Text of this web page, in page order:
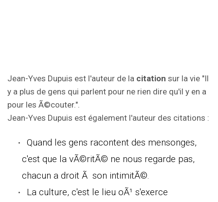
Jean-Yves Dupuis est l'auteur de la citation sur la vie "Il
y a plus de gens qui parlent pour ne rien dire qu'il y en a
pour les Ã©couter.".
Jean-Yves Dupuis est également l'auteur des citations :
Quand les gens racontent des mensonges,
c'est que la vÃ©ritÃ© ne nous regarde pas,
chacun a droit Ã son intimitÃ©.
La culture, c'est le lieu oÃ¹ s'exerce